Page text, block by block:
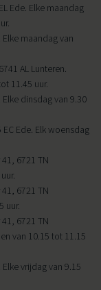
Ede. Elke maandag
maandag van
AL Lunteren.
11.45 uur.
dinsdag van 9.30
Ede. Elk woensdag
6721 TN
6721 TN
uur.
6721 TN
van 10.15 tot 11.15
vrijdag van 9.15